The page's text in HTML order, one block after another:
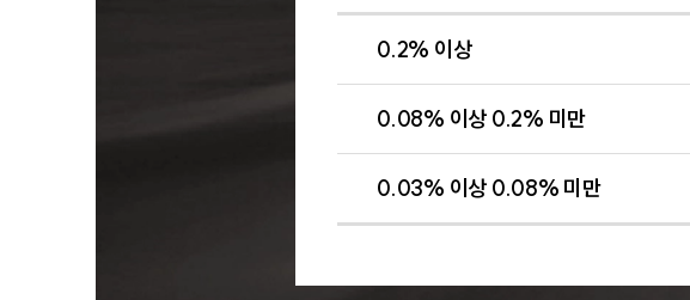
0.2% 이상
0.08% 이상 0.2% 미만
0.03% 이상 0.08% 미만